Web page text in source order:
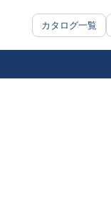
カタログ一覧